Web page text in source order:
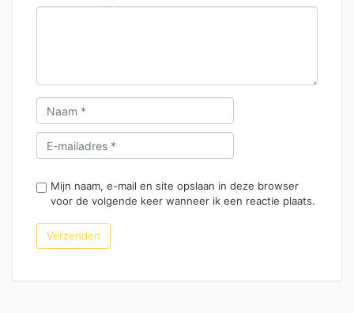
Mijn naam, e-mail en site opslaan in deze browser
voor de volgende keer wanneer ik een reactie plaats.